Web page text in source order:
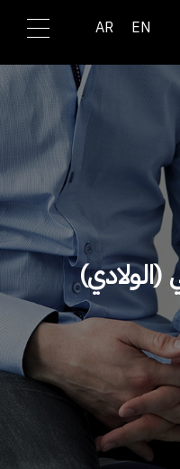
EN
AR
(الولادي)